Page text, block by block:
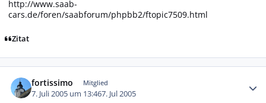
http://www.saab-
cars.de/foren/saabforum/phpbb2/ftopic7509.html
Zitat
fortissimo Mitglied
7. Juli 2005 um 13:467. Jul 2005